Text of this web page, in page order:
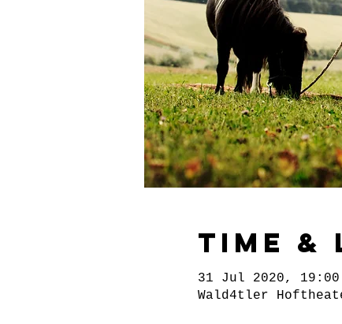
Time
31 Jul 2020, 19:00
Wald4tler